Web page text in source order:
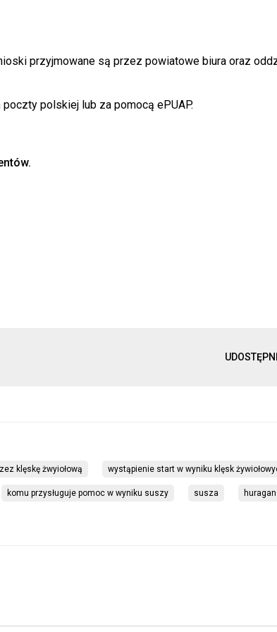
przyjmowane są przez powiatowe biura oraz
polskiej lub za pomocą ePUAP.
klęskę żwyiołową wystąpienie start w wyniku klęsk
komu przysługuje pomoc w wyniku suszy susza huragan